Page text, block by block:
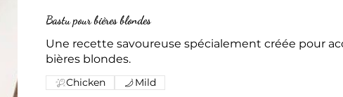
Bastu pour bières blondes
Une recette savoureuse spécialement créée pour
bières blondes.
Chicken Mild